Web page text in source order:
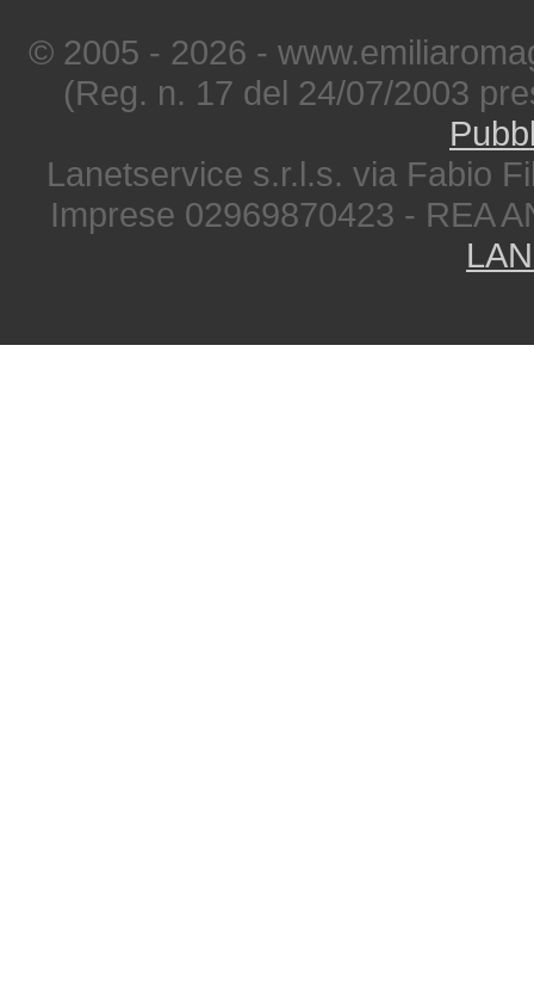
© 2005 - 2026 -
(Reg. n. 17 del 24/07/2003
Lanetservice s.r.l.s. via Fabio
Imprese 02969870423 - REA